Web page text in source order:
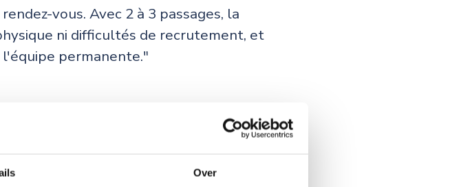
Over
vous. Avec 2 à 3 passages, la
ni difficultés de recrutement, et
permanente."